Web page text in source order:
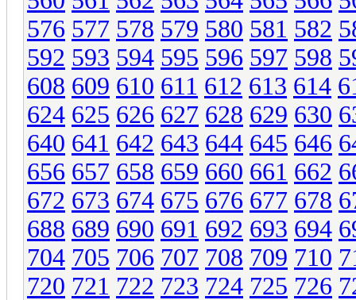
576 577 578 579 580 581 582
592 593 594 595 596 597 598
608 609 610 611 612 613 614
624 625 626 627 628 629 630
640 641 642 643 644 645 646
656 657 658 659 660 661 662
672 673 674 675 676 677 678
688 689 690 691 692 693 694
704 705 706 707 708 709 710
720 721 722 723 724 725 726